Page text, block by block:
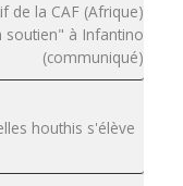
de la CAF (Afrique)
à Infantino
(communiqué)
houthis s'élève